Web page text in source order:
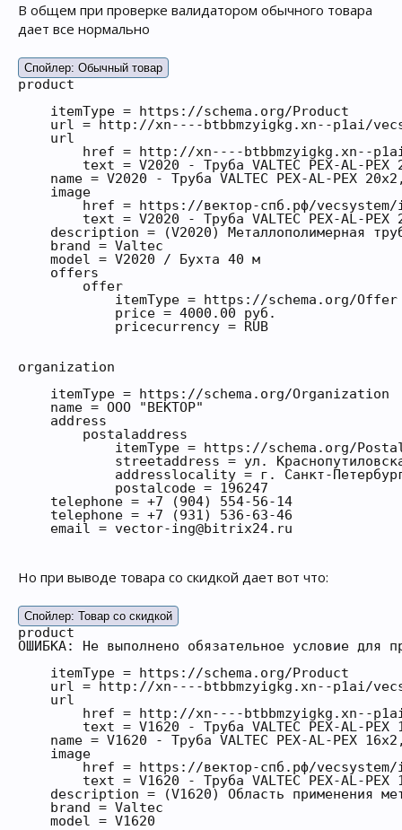
В общем при проверке валидатором обычного товара
дает все нормально
Спойлер: Обычный товар
product
    itemType = https://schema.org/Product
url = http://xn----btbbmzyigkg.xn--p1ai/
    url
href = http://xn----btbbmzyigkg.xn--
text = V2020 - Труба VALTEC PEX-AL-PEX
name = V2020 - Труба VALTEC PEX-AL-PEX
    image
href = https://вектор-спб.рф/
text = V2020 - Труба VALTEC PEX-AL-PEX
description = (V2020) Металлополимерная
    brand = Valtec
    model = V2020 / Бухта 40 м
    offers
        offer
            itemType = https://schema.org/Offer
            price = 4000.00 руб.
            pricecurrency = RUB
organization
    itemType = https://schema.org/Organization
    name = ООО "ВЕКТОР"
    address
        postaladdress
itemType = https://schema.org/
streetaddress = ул.
addresslocality = г. Санкт-
            postalcode = 196247
    telephone = +7 (904) 554-56-14
    telephone = +7 (931) 536-63-46
    email = vector-ing@bitrix24.ru
Но при выводе товара со скидкой дает вот что:
Спойлер: Товар со скидкой
product
ОШИБКА: Не выполнено обязательное условие для
    itemType = https://schema.org/Product
url = http://xn----btbbmzyigkg.xn--p1ai/
    url
href = http://xn----btbbmzyigkg.xn--
text = V1620 - Труба VALTEC PEX-AL-PEX
name = V1620 - Труба VALTEC PEX-AL-PEX
    image
href = https://вектор-спб.рф/
text = V1620 - Труба VALTEC PEX-AL-PEX
description = (V1620) Область применения
    brand = Valtec
    model = V1620